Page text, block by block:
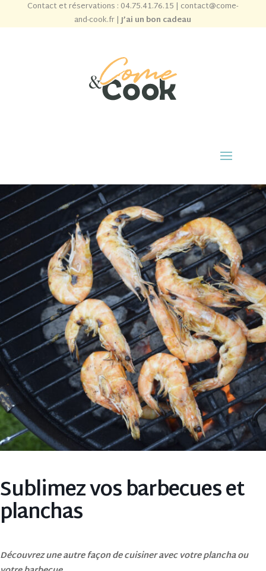
Contact et réservations : 04.75.41.76.15 | contact@come-
and-cook.fr|J’ai un bon cadeau
Sublimez vos barbecues et
planchas
Découvrez une autre façon de cuisiner avec votre plancha ou